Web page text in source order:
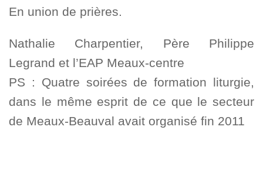
En union de prières.
Nathalie Charpentier, Père Philippe
Legrand et l’EAP Meaux-centre
PS : Quatre soirées de formation liturgie,
dans le même esprit de ce que le secteur
de Meaux-Beauval avait organisé fin 2011